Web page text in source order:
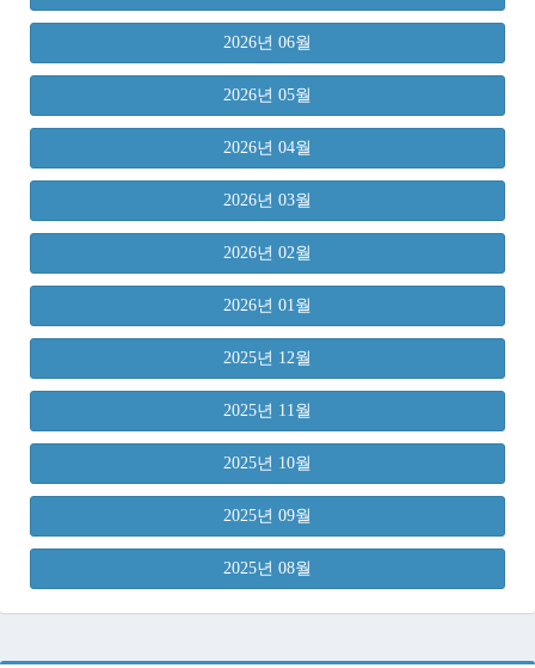
2026년 06월
2026년 05월
2026년 04월
2026년 03월
2026년 02월
2026년 01월
2025년 12월
2025년 11월
2025년 10월
2025년 09월
2025년 08월